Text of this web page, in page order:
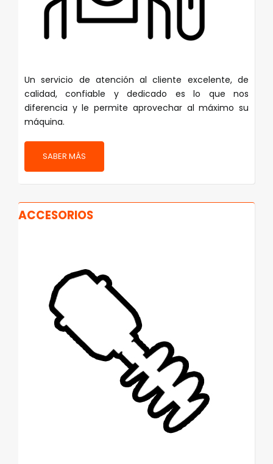
Un servicio de atención al cliente excelente, de
calidad, confiable y dedicado es lo que nos
diferencia y le permite aprovechar al máximo su
máquina.
SABER MÁS
ACCESORIOS